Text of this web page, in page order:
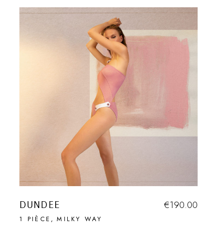
DUNDEE
1 PIÈCE MILKY WAY
€190.00